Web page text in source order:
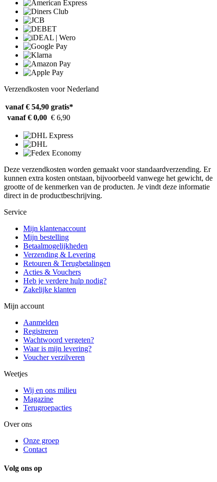
Verzendkosten voor Nederland
vanaf € 54,90 gratis*
vanaf € 0,00 € 6,90
Deze verzendkosten worden gemaakt voor standaardverzending. Er
kunnen extra kosten ontstaan, bijvoorbeeld vanwege het gewicht, de
grootte of de kenmerken van de producten. Je vindt deze informatie
direct in de productbeschrijving.
Service
Mijn klantenaccount
Mijn bestelling
Betaalmogelijkheden
Verzending & Levering
Retouren & Terugbetalingen
Acties & Vouchers
Heb je verdere hulp nodig?
Zakelijke klanten
Mijn account
Aanmelden
Registreren
Wachtwoord vergeten?
Waar is mijn levering?
Voucher verzilveren
Weetjes
Wij en ons milieu
Magazine
Terugroepacties
Over ons
Onze groep
Contact
Volg ons op